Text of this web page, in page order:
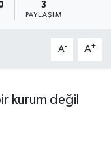
3
PAYLAŞIM
A- A+
kurum değil